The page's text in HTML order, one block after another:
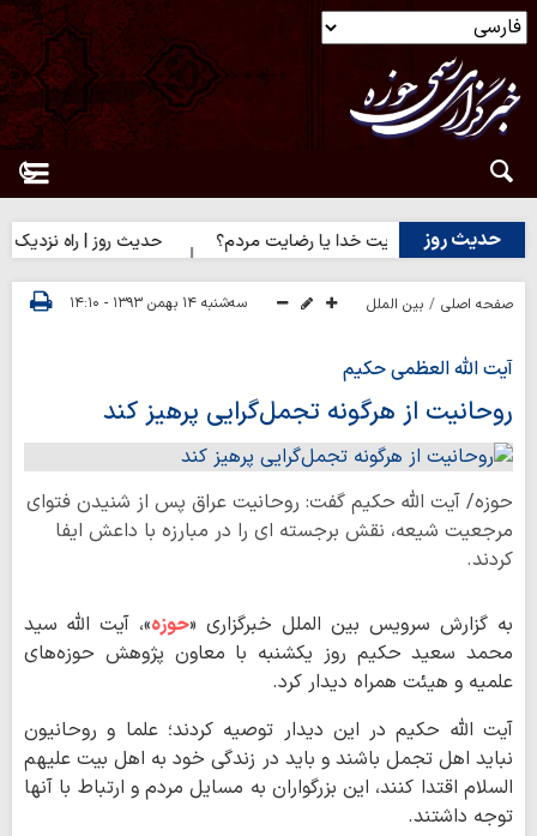
حدیث روز
روز | رضایت خدا یا رضایت مردم؟ حدیث روز | راه نزدیک
صفحه اصلی بین الملل سه‌شنبه ۱۴ بهمن ۱۳۹۳ - ۱۴:۱۰
آیت الله العظمی حکیم
روحانیت از هرگونه تجمل‌گرایی پرهیز کند
حوزه/ آیت الله حکیم گفت: روحانیت عراق پس از شنیدن فتوای
مرجعیت شیعه، نقش برجسته ای را در مبارزه با داعش ایفا
کردند.
به گزارش سرویس بین الملل خبرگزاری «حوزه»، آیت الله سید
محمد سعید حکیم روز یکشنبه با معاون پژوهش حوزه‌های
علمیه و هیئت همراه دیدار کرد.
آیت الله حکیم در این دیدار توصیه کردند؛ علما و روحانیون
نباید اهل تجمل باشند و باید در زندگی خود به اهل بیت علیهم
السلام اقتدا کنند، این بزرگواران به مسایل مردم و ارتباط با آنها
توجه داشتند.